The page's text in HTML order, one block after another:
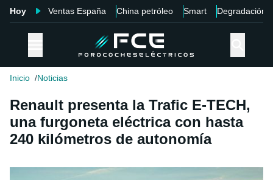
Hoy Ventas España China petróleo Smart Degradación
Inicio Noticias
Renault presenta la Trafic E-TECH,
una furgoneta eléctrica con hasta
240 kilómetros de autonomía